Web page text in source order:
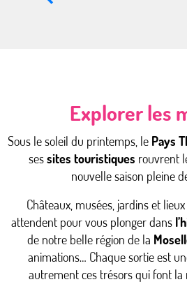
Explorer les
Sous le soleil du printemps, le Pays
sessites touristiques rouvrent
nouvelle saison pleine
Châteaux, musées, jardins et
attendent pour vous plonger dans
de notre belle région de la
animations… Chaque sortie est
autrement ces trésors qui font la